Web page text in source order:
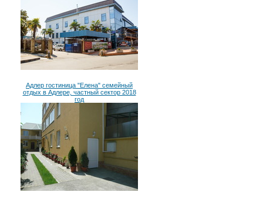
Адлер гостиница "Елена" семейный
отдых в Адлере, частный сектор 2018
год